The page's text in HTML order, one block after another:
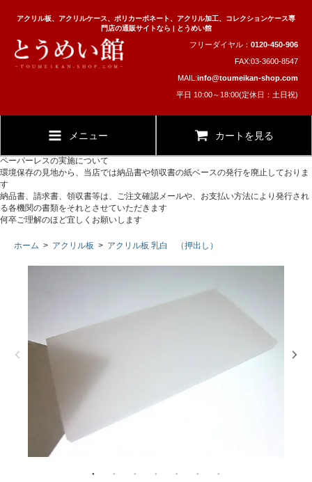
アクリル板、アクリルケース、ポリカーボネート、アクリル加工、コレクションケース専
門店の通販サイトなら | とうめい館
フリーダイヤル： 0120-450-906
FAX:03-3600-8547
MAIL:info@toumeikan-shop.com
平日 10:00～18:00(定休日：土日祝)
メニュー カートを見る
ペーパーレスの実施について
環境保存の見地から、当店では納品書や領収書の紙ベースの発行を廃止しておりま
す
納品書、請求書、領収書等は、ご注文確認メールや、お支払い方法により発行され
る各機関の書類をそれとさせていただきます
何卒ご理解のほど宜しくお願いします
ホーム > アクリル板 > アクリル板 乳白 （押出し）